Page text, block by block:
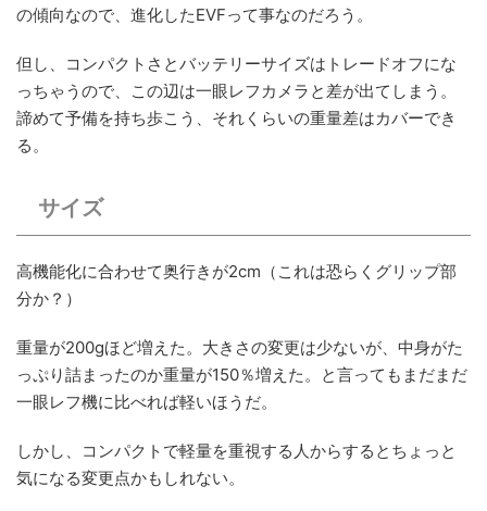
の傾向なので、進化したEVFって事なのだろう。
但し、コンパクトさとバッテリーサイズはトレードオフにな
っちゃうので、この辺は一眼レフカメラと差が出てしまう。
諦めて予備を持ち歩こう、それくらいの重量差はカバーでき
る。
サイズ
高機能化に合わせて奥行きが2cm（これは恐らくグリップ部
分か？）
重量が200gほど増えた。大きさの変更は少ないが、中身がた
っぷり詰まったのか重量が150％増えた。と言ってもまだまだ
一眼レフ機に比べれば軽いほうだ。
しかし、コンパクトで軽量を重視する人からするとちょっと
気になる変更点かもしれない。